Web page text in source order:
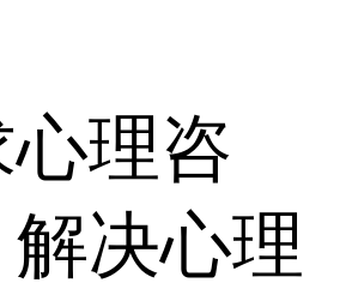
理咨
决心理